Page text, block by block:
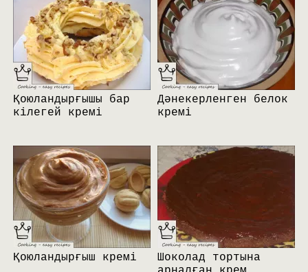
Қоюландырғышы бар
кілегей кремі
Дәнекерленген белок
кремі
Қоюландырғыш кремі
Шоколад тортына